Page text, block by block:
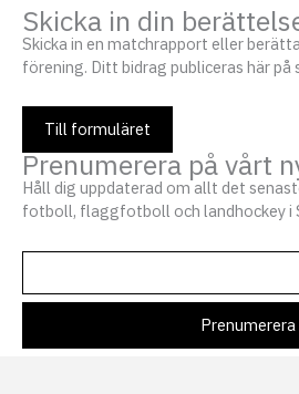
Skicka in din
Skicka in en matchrapport eller
förening. Ditt bidrag publiceras här på
Till formuläret
Prenumerera på vårt
Håll dig uppdaterad om allt det
fotboll, flaggfotboll och landhockey i